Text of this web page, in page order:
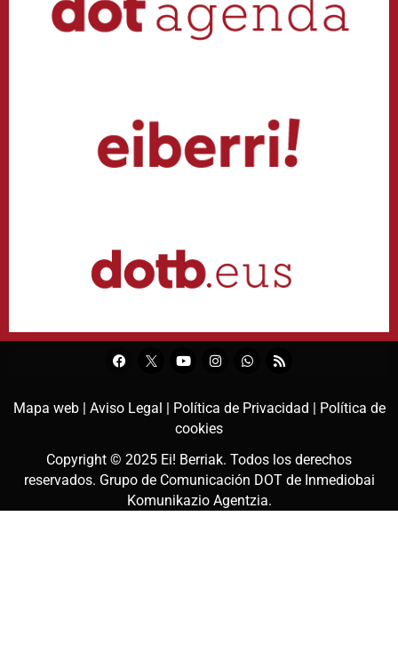
Mapa web | Aviso Legal | Política de Privacidad |
Política de
cookies
Copyright © 2025 Ei! Berriak. Todos los derechos
reservados. Grupo de Comunicación DOT de Inmediobai
Komunikazio Agentzia.